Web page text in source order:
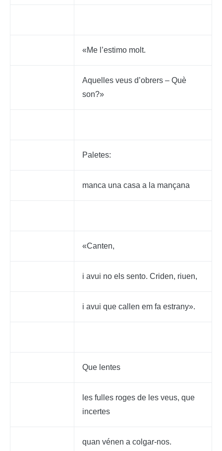
«Me l’estimo molt.
Aquelles veus d’obrers – Què
son?»
Paletes:
manca una casa a la mançana
«Canten,
i avui no els sento. Criden, riuen,
i avui que callen em fa estrany».
Que lentes
les fulles roges de les veus, que
incertes
quan vénen a colgar-nos.